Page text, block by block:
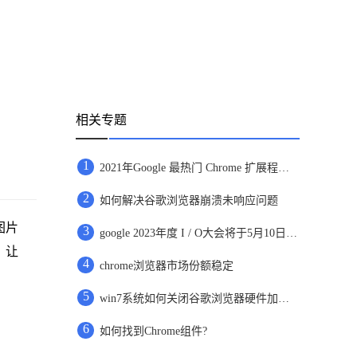
片
让
相关专题
1 2021年Google 最热门 Chrome 扩展程序名单出炉
2 如何解决谷歌浏览器崩溃未响应问题
3 google 2023年度 I / O大会将于5月10日开放，向所有在线用户开放
4 chrome浏览器市场份额稳定
5 win7系统如何关闭谷歌浏览器硬件加速功能
6 如何找到Chrome组件?